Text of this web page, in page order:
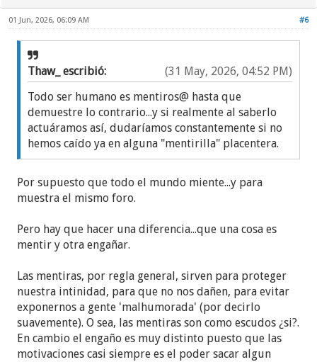
#6
01 Jun, 2026, 06:09 AM
(31 May, 2026, 04:52 PM)
Thaw_ escribió:
Todo ser humano es mentiros@ hasta que
demuestre lo contrario...y si realmente al saberlo
actuáramos así, dudaríamos constantemente si no
hemos caído ya en alguna "mentirilla" placentera.
Por supuesto que todo el mundo miente...y para
muestra el mismo foro.
Pero hay que hacer una diferencia...que una cosa es
mentir y otra engañar.
Las mentiras, por regla general, sirven para proteger
nuestra intinidad, para que no nos dañen, para evitar
exponernos a gente 'malhumorada' (por decirlo
suavemente). O sea, las mentiras son como escudos ¿si?.
En cambio el engaño es muy distinto puesto que las
motivaciones casi siempre es el poder sacar algun